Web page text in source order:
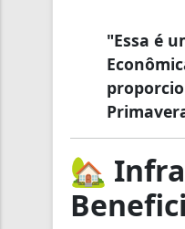
"Essa é
🏡